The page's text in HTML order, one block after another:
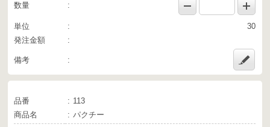
数量
単位
30
発注金額
備考
品番
113
商品名
パクチー